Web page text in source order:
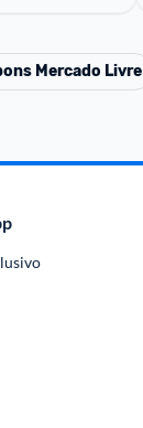
Mercado Livre